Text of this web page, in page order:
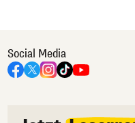
Social Media